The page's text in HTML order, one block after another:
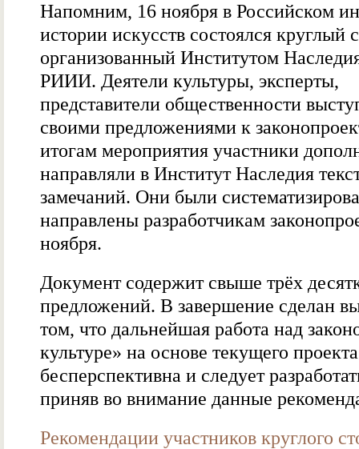
Напомним, 16 ноября в Российском
истории искусств состоялся круглый
организованный Институтом
РИИИ. Деятели культуры, эксперты,
представители общественности
своими предложениями к
итогам мероприятия участники
направляли в Институт Наследия
замечаний. Они были
направлены разработчикам
ноября.
Документ содержит свыше трёх
предложений. В завершение сделан
том, что дальнейшая работа над
культуре» на основе текущего проекта
бесперспективна и следует
приняв во внимание данные
Рекомендации участников круглого